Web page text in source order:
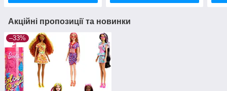
Акційні пропозиції та новинки
–33%